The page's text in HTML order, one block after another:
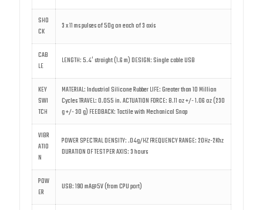
SHO
CK
3 x 11 ms pulses of 50g on each of 3 axis
CAB
LE
LENGTH: 5.4′ straight (1.6 m) DESIGN: Single cable USB
KEY
SWI
TCH
MATERIAL: Industrial Silicone Rubber LIFE: Greater than 10 Million
Cycles TRAVEL: 0.055 in. ACTUATION FORCE: 8.11 oz +/- 1.06 oz (230
g +/- 30 g) FEEDBACK: Tactile with Mechanical Snap
VIBR
ATIO
N
POWER SPECTRAL DENSITY: .04g/HZ FREQUENCY RANGE: 20Hz-2Khz
DURATION OF TEST PER AXIS: 3 hours
POW
ER
USB: 190 mA@5V (from CPU port)